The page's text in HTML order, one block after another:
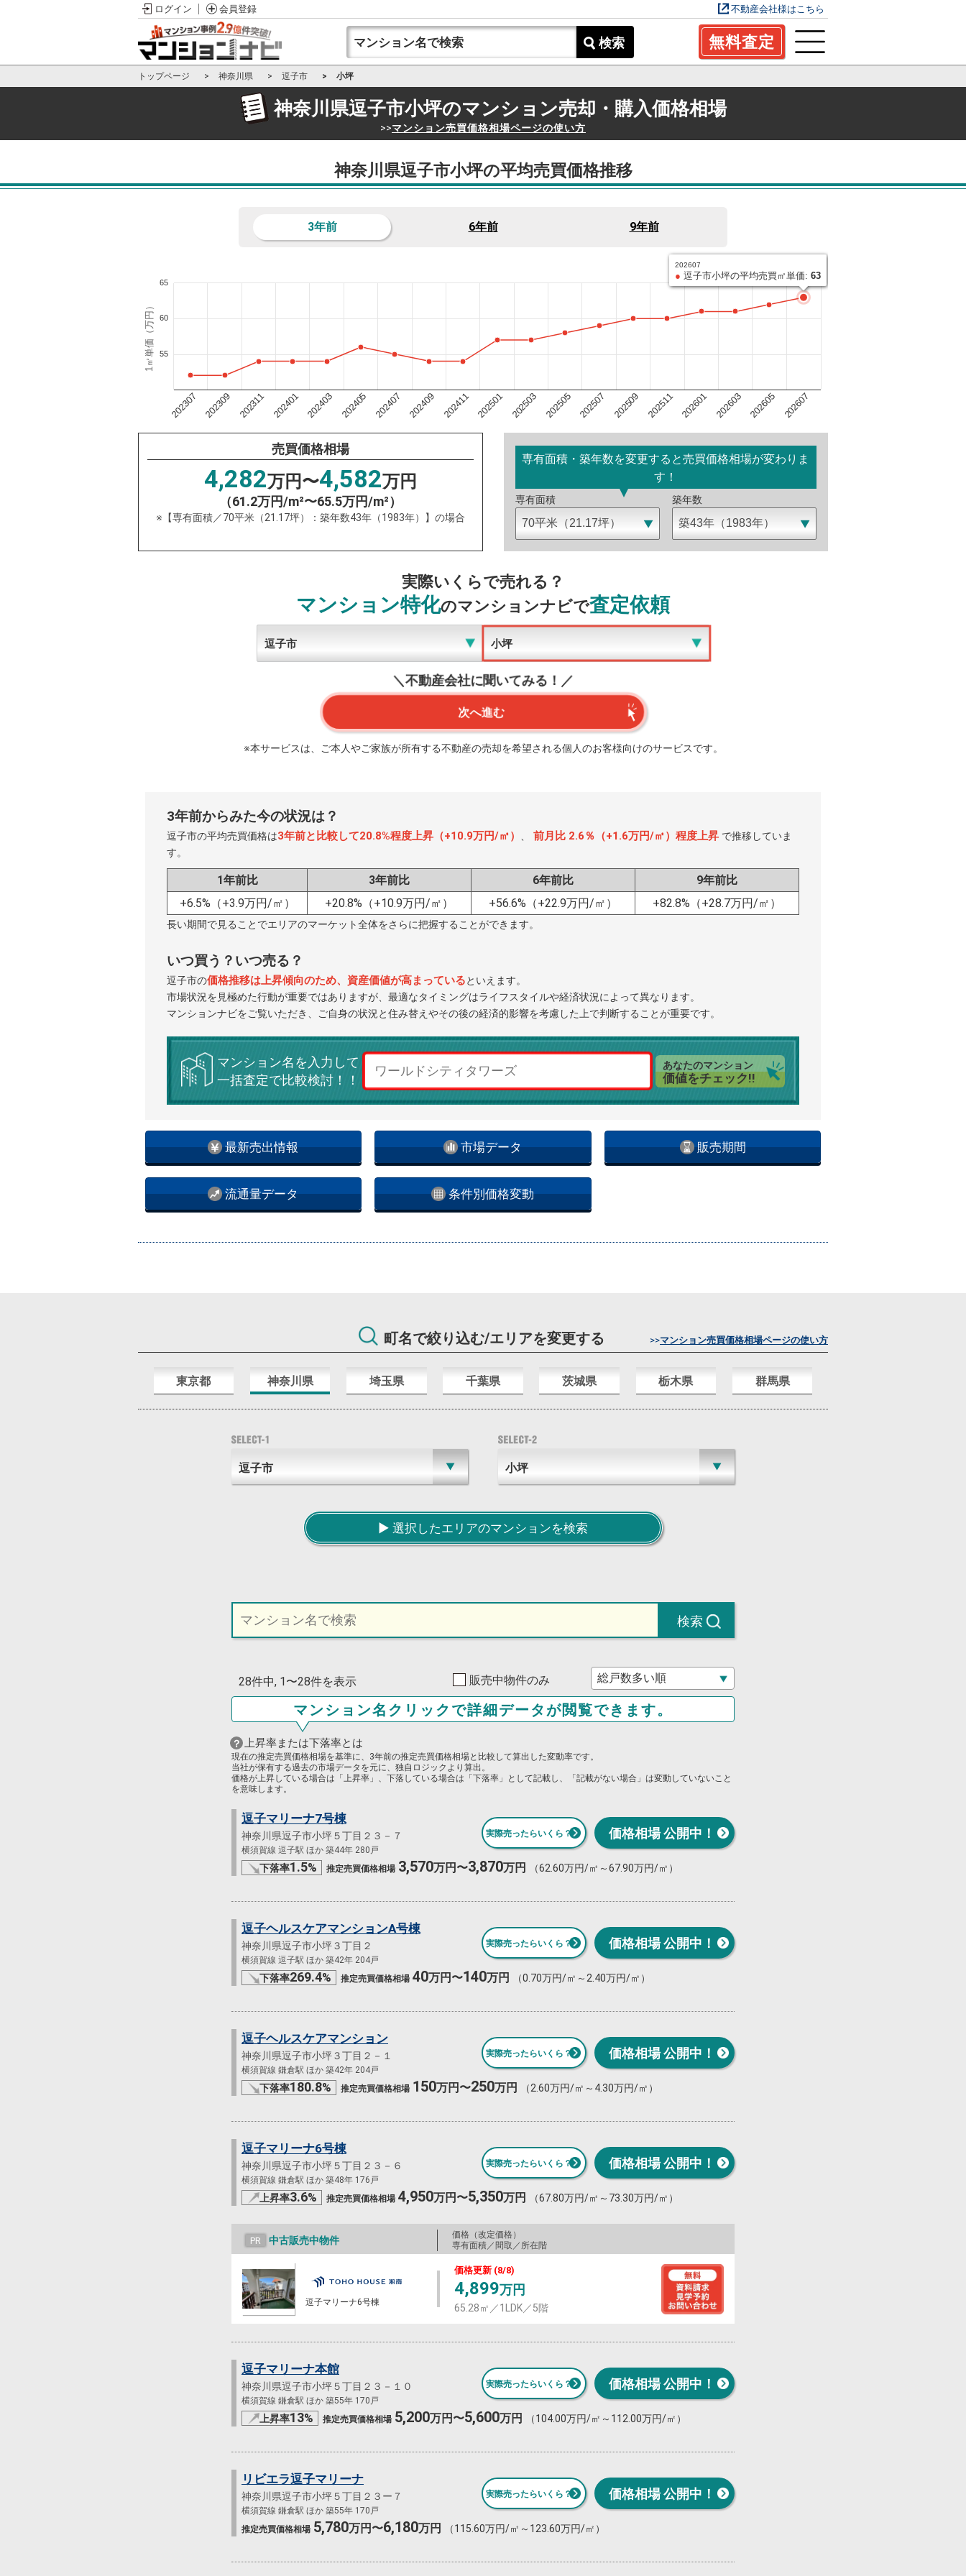
ログイン 会員登録 不動産会社様はこちら
検索 無料査定
トップページ 神奈川県 逗子市 小坪
神奈川県逗子市小坪のマンション売却・購入価格相場
>>マンション売買価格相場ページの使い方
神奈川県逗子市小坪の平均売買価格推移
3年前 6年前 9年前
1㎡単価（万円）
202307 202309 202311 202401 202403 202405 202407 202409 202411 202501 202503 202505 202507 202509 202511 202601 202603 202605 202607
55
60
65
202607
● 逗子市小坪の平均売買㎡単価: 63
売買価格相場
4,282万円〜4,582万円
（61.2万円/m²〜65.5万円/m²）
※【専有面積／70平米（21.17坪）：築年数43年（1983年）】の場合
専有面積・築年数を変更すると売買価格相場が変わりま
す！
専有面積 築年数
実際いくらで売れる？
マンション特化のマンションナビで査定依頼
＼不動産会社に聞いてみる！／
次へ進む
※本サービスは、ご本人やご家族が所有する不動産の売却を希望される個人のお客様向けのサービスです。
最新売出情報 市場データ 販売期間
流通量データ 条件別価格変動
3年前からみた今の状況は？
逗子市の平均売買価格は3年前と比較して20.8%程度上昇（+10.9万円/㎡） 、 前月比 2.6％（+1.6万円/㎡）程度上昇 で推移していま
す。
1年前比 3年前比 6年前比
9年前比
+6.5% （+3.9万円/㎡） +20.8% （+10.9万円/㎡） +56.6% （+22.9万円/㎡） +82.8% （+28.7万円/㎡）
長い期間で見ることでエリアのマーケット全体をさらに把握することができます。
いつ買う？いつ売る？
逗子市の価格推移は上昇傾向のため、資産価値が高まっているといえます。
市場状況を見極めた行動が重要ではありますが、最適なタイミングはライフスタイルや経済状況によって異なります。
マンションナビをご覧いただき、ご自身の状況と住み替えやその後の経済的影響を考慮した上で判断することが重要です。
マンション名を入力して
一括査定で比較検討！！
あなたのマンション
価値をチェック!!
町名で絞り込む/エリアを変更する >>マンション売買価格相場ページの使い方
東京都 神奈川県 埼玉県 千葉県 茨城県 栃木県 群馬県
▶︎ 選択したエリアのマンションを検索
検索
28件中, 1〜28件を表示 販売中物件のみ
マンション名クリックで詳細データが閲覧できます。
上昇率または下落率とは
現在の推定売買価格相場を基準に、3年前の推定売買価格相場と比較して算出した変動率です。
当社が保有する過去の市場データを元に、独自ロジックより算出。
価格が上昇している場合は「上昇率」、下落している場合は「下落率」として記載し、「記載がない場合」は変動していないこと
を意味します。
逗子マリーナ7号棟
神奈川県逗子市小坪５丁目２３－７
横須賀線 逗子駅 ほか 築44年 280戸
実際売ったらいくら？ 価格相場 公開中！
下落率1.5% 推定売買価格相場 3,570万円〜3,870万円 （62.60万円/㎡～67.90万円/㎡）
逗子ヘルスケアマンションA号棟
神奈川県逗子市小坪３丁目２
横須賀線 逗子駅 ほか 築42年 204戸
実際売ったらいくら？ 価格相場 公開中！
下落率269.4% 推定売買価格相場 40万円〜140万円 （0.70万円/㎡～2.40万円/㎡）
逗子ヘルスケアマンション
神奈川県逗子市小坪３丁目２－１
横須賀線 鎌倉駅 ほか 築42年 204戸
実際売ったらいくら？ 価格相場 公開中！
下落率180.8% 推定売買価格相場 150万円〜250万円 （2.60万円/㎡～4.30万円/㎡）
逗子マリーナ6号棟
神奈川県逗子市小坪５丁目２３－６
横須賀線 鎌倉駅 ほか 築48年 176戸
実際売ったらいくら？ 価格相場 公開中！
上昇率3.6% 推定売買価格相場 4,950万円〜5,350万円 （67.80万円/㎡～73.30万円/㎡）
PR 中古販売中物件
価格（改定価格）
専有面積／間取／所在階
逗子マリーナ6号棟
価格更新 (8/8)
4,899万円
65.28㎡／1LDK／5階
逗子マリーナ本館
神奈川県逗子市小坪５丁目２３－１０
横須賀線 鎌倉駅 ほか 築55年 170戸
実際売ったらいくら？ 価格相場 公開中！
上昇率13% 推定売買価格相場 5,200万円〜5,600万円 （104.00万円/㎡～112.00万円/㎡）
リビエラ逗子マリーナ
神奈川県逗子市小坪５丁目２３ー７
横須賀線 鎌倉駅 ほか 築55年 170戸
実際売ったらいくら？ 価格相場 公開中！
推定売買価格相場 5,780万円〜6,180万円 （115.60万円/㎡～123.60万円/㎡）